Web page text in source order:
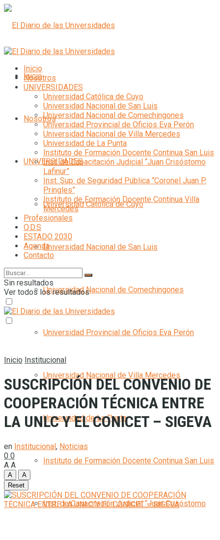
Inicio
Nosotros
UNIVERSIDADES
Universidad Católica de Cuyo
Universidad Nacional de San Luis
Universidad Nacional de Comechingones
Universidad Provincial de Oficios Eva Perón
Universidad Nacional de Villa Mercedes
Universidad de La Punta
Instituto de Formación Docente Continua San Luis
Inst. de Capacitación Judicial “Juan Crisóstomo
Inicio
Nosotros
UNIVERSIDADES
Universidad Católica de Cuyo
Universidad Nacional de San Luis
Universidad Nacional de Comechingones
Universidad Provincial de Oficios Eva Perón
Universidad Nacional de Villa Mercedes
Universidad de La Punta
Instituto de Formación Docente Continua San Luis
Inst. de Capacitación Judicial “Juan Crisóstomo
Lafinur”
Inst. Sup. de Seguridad Pública “Coronel Juan P.
Pringles”
Instituto de Formación Docente Continua Villa
Mercedes
Profesionales
O.D.S
ESTADO 2030
Agenda
Contacto
Sin resultados
Ver todos los resultados
Inicio Institucional
SUSCRIPCIÓN DEL CONVENIO DE
COOPERACIÓN TÉCNICA ENTRE
LA UNLC Y EL CONICET – SIGEVA
en Institucional, Noticias
0 0
A A
A
A
Reset